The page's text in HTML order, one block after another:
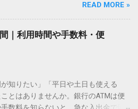
規格）によって「第1水準」「第2水
れています。しかし、人名や地名に
（旧字）や、特定の組織だけで作ら
般的な変換リストに含まれていない
、いわば「住所」のような番号が割
候補に出ない文字でも、この住所
れば、確実に呼び出すことができる
じたりすることもあるかもしれませ
、自分のタイミングで受け取りた
かけずに、スマホ一つで完結させた
くれるのが、佐川急便の会員制サー
と、LINEや公式アプリの連携です。
、再配達のストレスは驚くほど軽く
る具体的なメリットを徹底解説しま
劇的に変わる「スマートクラブ」と
READ MORE »
｜利用時間や手数料・便
が知りたい」「平日や土日も使える
とはありませんか。銀行のATMは便